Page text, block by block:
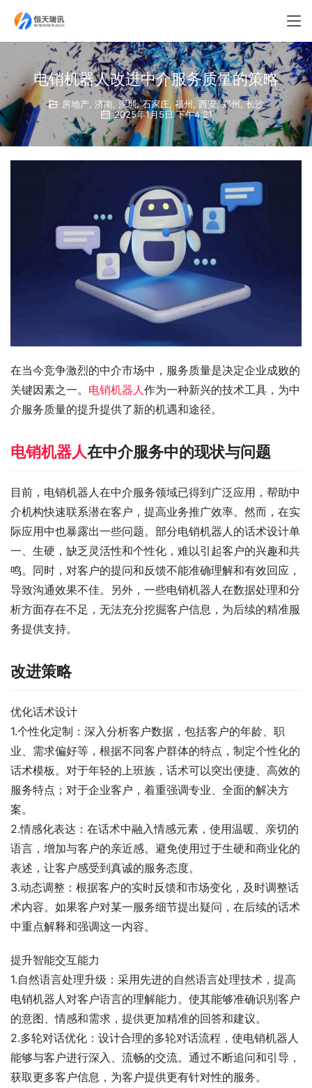
电销机器人改进中介服务质量的策略
房地产 济南 ,深圳,石家庄,福州,西安,郑州,长沙
2025年1月5日 下午4:21
在当今竞争激烈的中介市场中，服务质量是决定企业成败的
关键因素之一。 电销机器人 作为一种新兴的技术工具，为中
介服务质量的提升提供了新的机遇和途径。
电销机器人在中介服务中的现状与问题
目前，电销机器人在中介服务领域已得到广泛应用，帮助中
介机构快速联系潜在客户，提高业务推广效率。然而，在实
际应用中也暴露出一些问题。部分电销机器人的话术设计单
一、生硬，缺乏灵活性和个性化，难以引起客户的兴趣和共
鸣。同时，对客户的提问和反馈不能准确理解和有效回应，
导致沟通效果不佳。另外，一些电销机器人在数据处理和分
析方面存在不足，无法充分挖掘客户信息，为后续的精准服
务提供支持。
改进策略
优化话术设计
1.个性化定制：深入分析客户数据，包括客户的年龄、职
业、需求偏好等，根据不同客户群体的特点，制定个性化的
话术模板。对于年轻的上班族，话术可以突出便捷、高效的
服务特点；对于企业客户，着重强调专业、全面的解决方
案。
2.情感化表达：在话术中融入情感元素，使用温暖、亲切的
语言，增加与客户的亲近感。避免使用过于生硬和商业化的
表述，让客户感受到真诚的服务态度。
3.动态调整：根据客户的实时反馈和市场变化，及时调整话
术内容。如果客户对某一服务细节提出疑问，在后续的话术
中重点解释和强调这一内容。
提升智能交互能力
1.自然语言处理升级：采用先进的自然语言处理技术，提高
电销机器人对客户语言的理解能力。使其能够准确识别客户
的意图、情感和需求，提供更加精准的回答和建议。
2.多轮对话优化：设计合理的多轮对话流程，使电销机器人
能够与客户进行深入、流畅的交流。通过不断追问和引导，
获取更多客户信息，为客户提供更有针对性的服务。